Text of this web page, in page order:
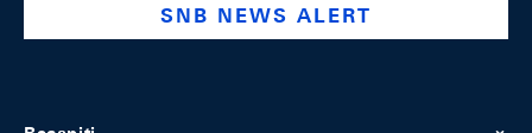
SNB NEWS ALERT